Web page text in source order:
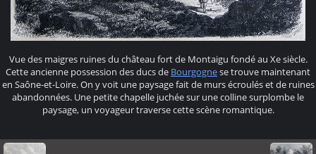
Vue des maigres ruines du château fort de Montaigu fondé au Xe siècle.
Cette ancienne possession des ducs de Bourgognese trouve maintenant
en Saône-et-Loire. On y voit une paysage fait de murs écroulés et de ruines
abandonnées. Une petite chapelle juchée sur une colline surplombe le
paysage, un voyageur traverse cette scène romantique.